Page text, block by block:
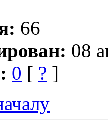
66
08
0 [ ? ]